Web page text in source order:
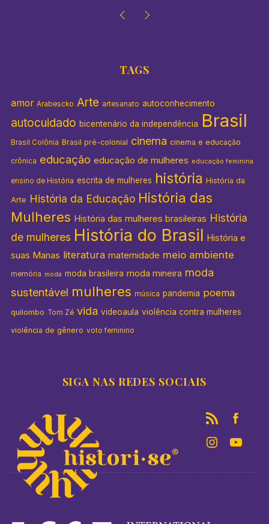
TAGS
amor Arabescko Arte artesanato autoconhecimento
autocuidado bicentenário da independência Brasil
Brasil Colônia Brasil pré-colonial cinema cinema e educação
crônica educação educação de mulheres educação feminina
ensino de História escrita de mulheres história História da
Arte História da Educação História das
Mulheres História das mulheres brasileiras História
de mulheres História do Brasil História e
suas Manas literatura maternidade meio ambiente
memória moda moda brasileira moda mineira moda
sustentável mulheres música pandemia poema
quilombo Tom Zé vida videoaula violência contra mulheres
violência de gênero voto feminino
SIGA NAS REDES SOCIAIS